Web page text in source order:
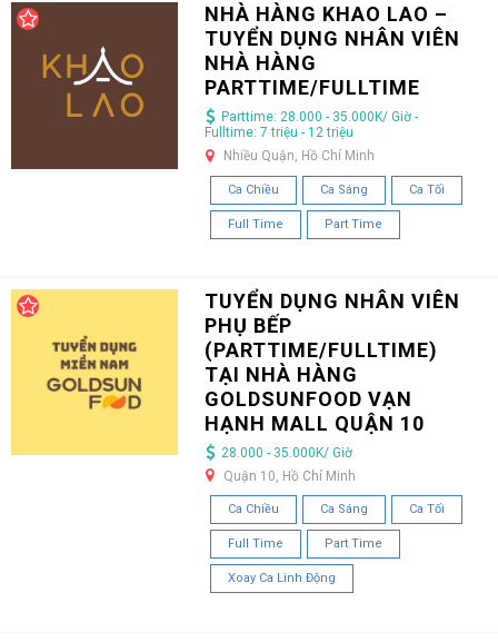
NHÀ HÀNG KHAO LAO –
TUYỂN DỤNG NHÂN VIÊN
NHÀ HÀNG
PARTTIME/FULLTIME
Parttime: 28.000 - 35.000K/ Giờ -
Fulltime: 7 triệu - 12 triệu
Nhiều Quận, Hồ Chí Minh
Ca Chiều Ca Sáng Ca Tối
Full Time Part Time
TUYỂN DỤNG NHÂN VIÊN
PHỤ BẾP
(PARTTIME/FULLTIME)
TẠI NHÀ HÀNG
GOLDSUNFOOD VẠN
HẠNH MALL QUẬN 10
28.000 - 35.000K/ Giờ
Quận 10, Hồ Chí Minh
Ca Chiều Ca Sáng Ca Tối
Full Time Part Time
Xoay Ca Linh Động